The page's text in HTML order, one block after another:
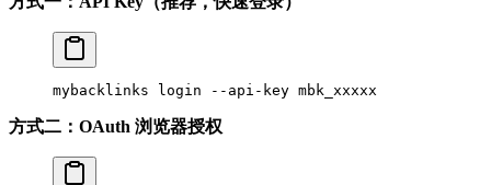
mybacklinks login --api-key mbk_xxxxx
方式二：OAuth 浏览器授权